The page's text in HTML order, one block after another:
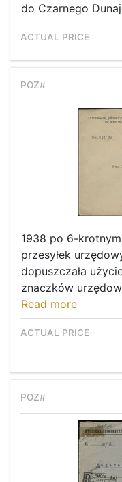
do Czarnego
1938 po 6-
przesyłek
dopuszczała
znaczków
Read more